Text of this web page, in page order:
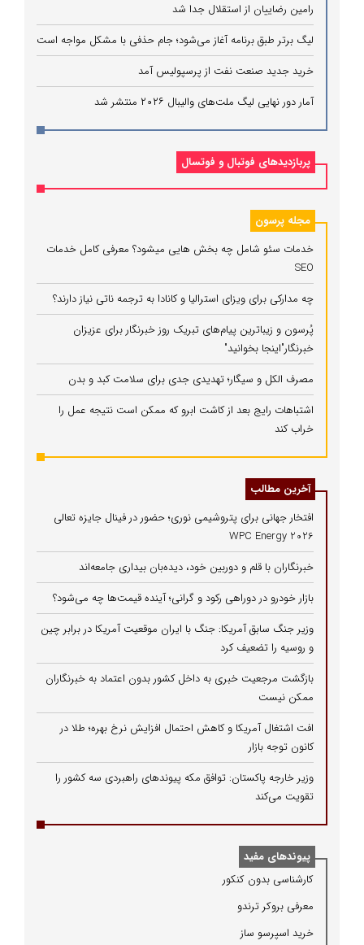
رامین رضاییان از استقلال جدا شد
لیگ برتر طبق برنامه آغاز می‌شود؛ جام حذفی با مشکل مواجه است
خرید جدید صنعت نفت از پرسپولیس آمد
آمار دور نهایی لیگ ملت‌های والیبال ۲۰۲۶ منتشر شد
پربازدیدهای فوتبال و فوتسال
مجله پرسون
خدمات سئو شامل چه بخش هایی میشود؟ معرفی کامل خدمات
SEO
چه مدارکی برای ویزای استرالیا و کانادا به ترجمه ناتی نیاز دارند؟
پُرسون و زیباترین پیام‌های تبریک روز خبرنگار برای عزیزان
خبرنگار"اینجا بخوانید"
مصرف الکل و سیگار؛ تهدیدی جدی برای سلامت کبد و بدن
اشتباهات رایج بعد از کاشت ابرو که ممکن است نتیجه عمل را
خراب کند
آخرین مطالب
افتخار جهانی برای پتروشیمی نوری؛ حضور در فینال جایزه تعالی
WPC Energy 2026
خبرنگاران با قلم و دوربین خود، دیده‌بان بیداری جامعه‌اند
بازار خودرو در دوراهی رکود و گرانی؛ آینده قیمت‌ها چه می‌شود؟
وزیر جنگ سابق آمریکا: جنگ با ایران موقعیت آمریکا در برابر چین
و روسیه را تضعیف کرد
بازگشت مرجعیت خبری به داخل کشور بدون اعتماد به خبرنگاران
ممکن نیست
افت اشتغال آمریکا و کاهش احتمال افزایش نرخ بهره؛ طلا در
کانون توجه بازار
وزیر خارجه پاکستان: توافق مکه پیوندهای راهبردی سه کشور را
تقویت می‌کند
پیوندهای مفید
كارشناسی بدون كنكور
معرفی بروكر ترندو
خرید اسپرسو ساز